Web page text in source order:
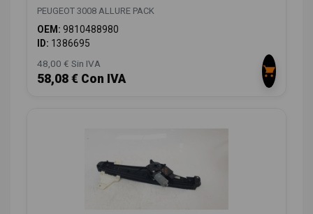
PEUGEOT 3008 ALLURE PACK
OEM: 9810488980
ID: 1386695
48,00 € Sin IVA
58,08 € Con IVA